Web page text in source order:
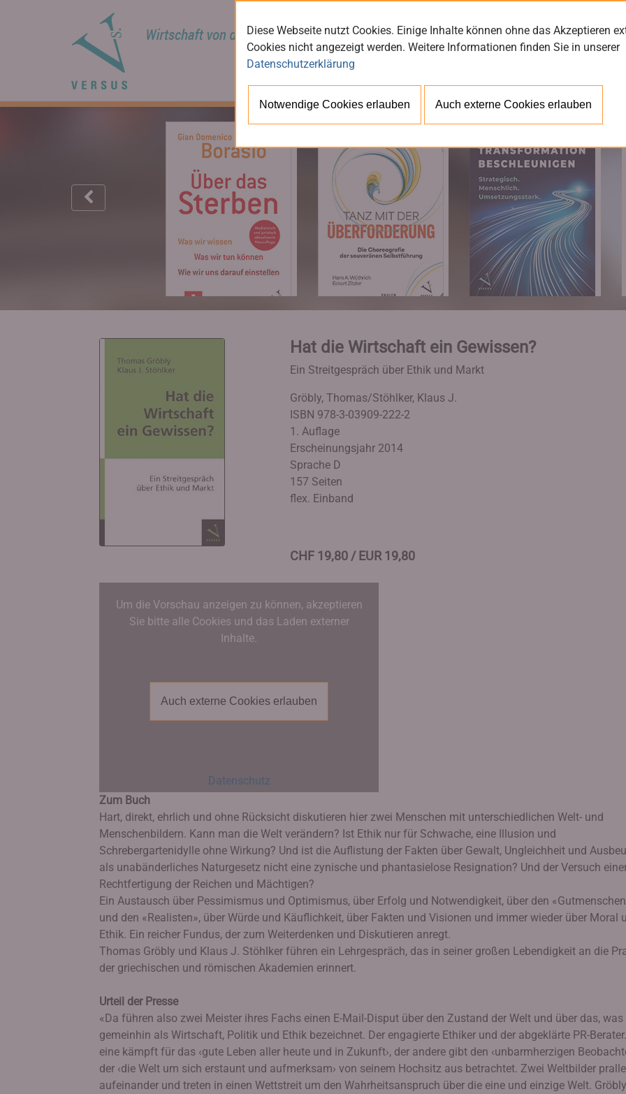
Hat die Wirtschaft ein Gewissen?
Ein Streitgespräch über Ethik und Markt
Gröbly, Thomas/Stöhlker, Klaus J.
ISBN 978-3-03909-222-2
1. Auflage
Erscheinungsjahr 2014
Sprache D
157 Seiten
flex. Einband
CHF 19,80 / EUR 19,80
Um die Vorschau anzeigen zu können, akzeptieren
Sie bitte alle Cookies und das Laden externer
Inhalte.
Auch externe Cookies erlauben
Datenschutz
Zum Buch
Hart, direkt, ehrlich und ohne Rücksicht diskutieren hier zwei Menschen mit unterschiedlichen Welt- und
Menschenbildern. Kann man die Welt verändern? Ist Ethik nur für Schwache, eine Illusion und
Schrebergartenidylle ohne Wirkung? Und ist die Auflistung der Fakten über Gewalt, Ungleichheit und
als unabänderliches Naturgesetz nicht eine zynische und phantasielose Resignation? Und der Versuch
Rechtfertigung der Reichen und Mächtigen?
Ein Austausch über Pessimismus und Optimismus, über Erfolg und Notwendigkeit, über den
und den «Realisten», über Würde und Käuflichkeit, über Fakten und Visionen und immer wieder über Moral
Ethik. Ein reicher Fundus, der zum Weiterdenken und Diskutieren anregt.
Thomas Gröbly und Klaus J. Stöhlker führen ein Lehrgespräch, das in seiner großen Lebendigkeit an die
der griechischen und römischen Akademien erinnert.
Urteil der Presse
«Da führen also zwei Meister ihres Fachs einen E-Mail-Disput über den Zustand der Welt und über das, was
gemeinhin als Wirtschaft, Politik und Ethik bezeichnet. Der engagierte Ethiker und der abgeklärte PR-
eine kämpft für das ‹gute Leben aller heute und in Zukunft›, der andere gibt den ‹unbarmherzigen
der ‹die Welt um sich erstaunt und aufmerksam› von seinem Hochsitz aus betrachtet. Zwei Weltbilder
aufeinander und treten in einen Wettstreit um den Wahrheitsanspruch über die eine und einzige Welt.
Diese Webseite nutzt Cookies. Einige Inhalte können ohne das Akzeptieren
Cookies nicht angezeigt werden. Weitere Informationen finden Sie in unserer
Datenschutzerklärung
Notwendige Cookies erlauben Auch externe Cookies erlauben